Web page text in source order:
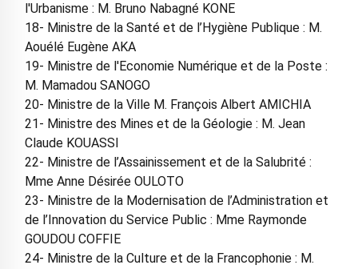
l'Urbanisme : M. Bruno Nabagné KONE
18- Ministre de la Santé et de l’Hygiène Publique : M.
Aouélé Eugène AKA
19- Ministre de l'Economie Numérique et de la Poste :
M. Mamadou SANOGO
20- Ministre de la Ville M. François Albert AMICHIA
21- Ministre des Mines et de la Géologie : M. Jean
Claude KOUASSI
22- Ministre de l’Assainissement et de la Salubrité :
Mme Anne Désirée OULOTO
23- Ministre de la Modernisation de l’Administration et
de l’Innovation du Service Public : Mme Raymonde
GOUDOU COFFIE
24- Ministre de la Culture et de la Francophonie : M.